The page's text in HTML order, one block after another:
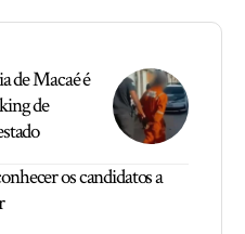
de Macaé é
de
os candidatos a